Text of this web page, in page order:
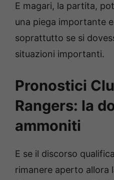
E magari, la partita,
una piega importante
soprattutto se si
situazioni importanti.
Pronostici
Rangers: la
ammoniti
E se il discorso
rimanere aperto allora